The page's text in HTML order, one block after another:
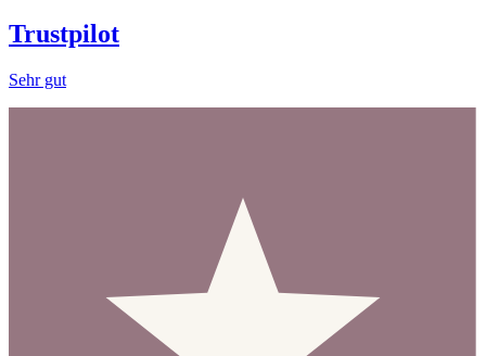
Trustpilot
Sehr gut